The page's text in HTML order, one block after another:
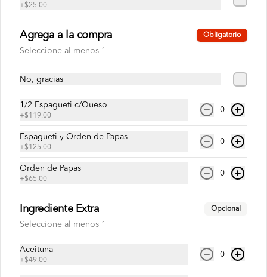
Refresco de naranja de 600 ml
+$25.00
Agrega a la compra Obligatorio
Seleccione al menos 1
No, gracias
1/2 Espagueti c/Queso
+$119.00
0
Espagueti y Orden de Papas
+$125.00
0
Orden de Papas
+$65.00
0
Ingrediente Extra Opcional
Seleccione al menos 1
Aceituna
+$49.00
0